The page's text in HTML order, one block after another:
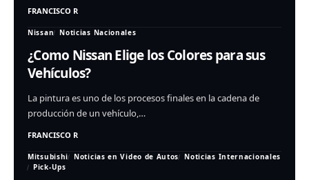
FRANCISCO R
Nissan Noticias Nacionales
¿Como Nissan Elige los Colores para sus
Vehículos?
La pintura es uno de los procesos finales en la cadena de
producción de un vehículo,…
FRANCISCO R
Mitsubishi Noticias en Video de Autos
Noticias Internacionales
Pick-Ups